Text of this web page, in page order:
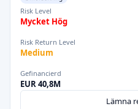
Risk Level
Mycket Hög
Risk Return Level
Medium
Gefinancierd
EUR 40,8M
Lämna